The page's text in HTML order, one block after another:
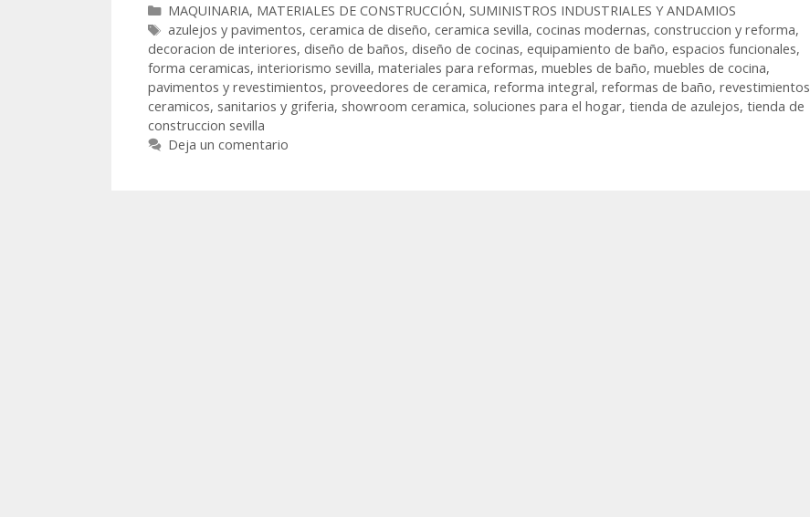
MAQUINARIA, MATERIALES DE CONSTRUCCIÓN, SUMINISTROS INDUSTRIALES Y ANDAMIOS
azulejos y pavimentos, ceramica de diseño, ceramica sevilla, cocinas modernas, construccion y reforma,
decoracion de interiores, diseño de baños, diseño de cocinas, equipamiento de baño, espacios funcionales,
forma ceramicas, interiorismo sevilla, materiales para reformas, muebles de baño, muebles de cocina,
pavimentos y revestimientos, proveedores de ceramica, reforma integral, reformas de baño, revestimientos
ceramicos, sanitarios y griferia, showroom ceramica, soluciones para el hogar, tienda de azulejos, tienda de
construccion sevilla
Deja un comentario